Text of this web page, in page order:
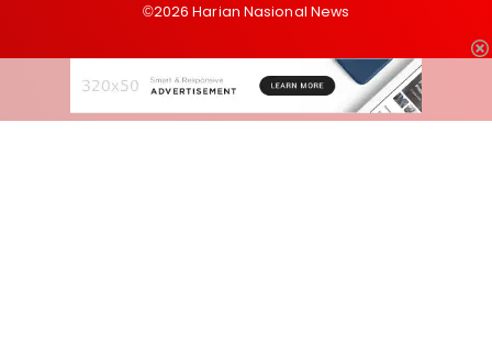
©2026 Harian Nasional News